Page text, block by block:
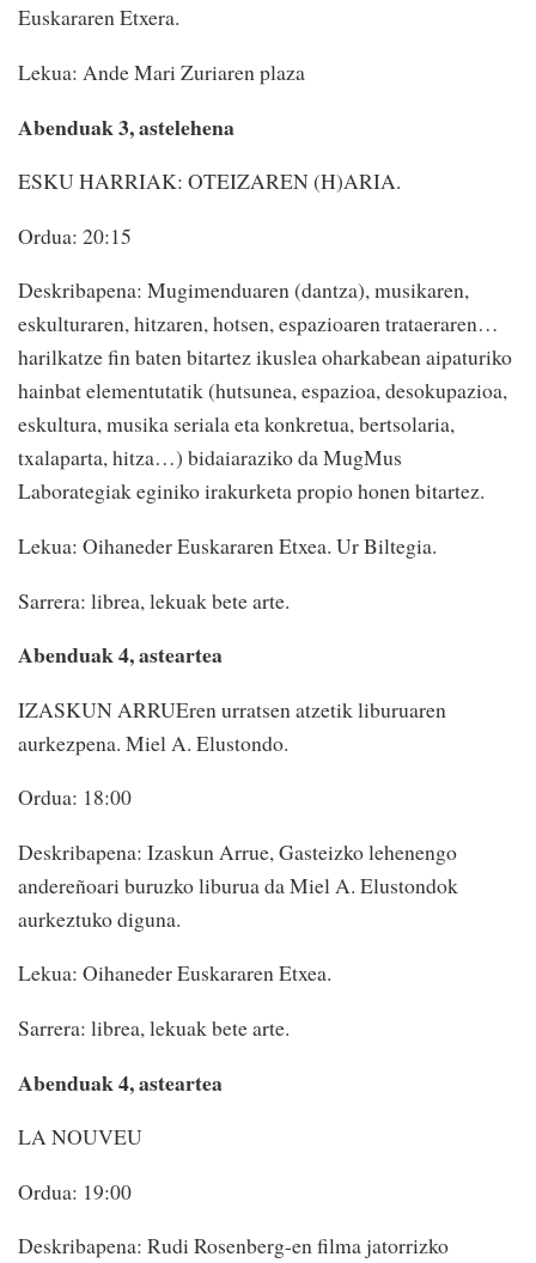
Euskararen Etxera.
Lekua: Ande Mari Zuriaren plaza
Abenduak 3, astelehena
ESKU HARRIAK: OTEIZAREN (H)ARIA.
Ordua: 20:15
Deskribapena: Mugimenduaren (dantza), musikaren,
eskulturaren, hitzaren, hotsen, espazioaren trataeraren…
harilkatze fin baten bitartez ikuslea oharkabean aipaturiko
hainbat elementutatik (hutsunea, espazioa, desokupazioa,
eskultura, musika seriala eta konkretua, bertsolaria,
txalaparta, hitza…) bidaiaraziko da MugMus
Laborategiak eginiko irakurketa propio honen bitartez.
Lekua: Oihaneder Euskararen Etxea. Ur Biltegia.
Sarrera: librea, lekuak bete arte.
Abenduak 4, asteartea
IZASKUN ARRUEren urratsen atzetik liburuaren
aurkezpena. Miel A. Elustondo.
Ordua: 18:00
Deskribapena: Izaskun Arrue, Gasteizko lehenengo
andereñoari buruzko liburua da Miel A. Elustondok
aurkeztuko diguna.
Lekua: Oihaneder Euskararen Etxea.
Sarrera: librea, lekuak bete arte.
Abenduak 4, asteartea
LA NOUVEU
Ordua: 19:00
Deskribapena: Rudi Rosenberg-en filma jatorrizko